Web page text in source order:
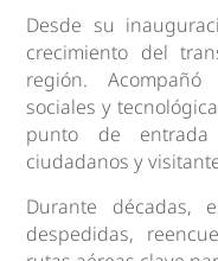
Desde su
crecimiento del
región. Acompañó
sociales y
punto de
ciudadanos y
Durante décadas,
despedidas,